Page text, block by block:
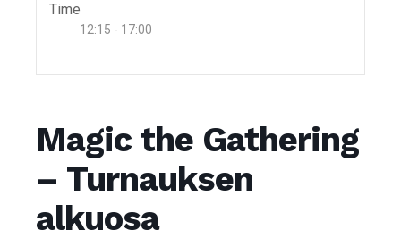
Time
12:15 - 17:00
Magic the Gathering
– Turnauksen
alkuosa